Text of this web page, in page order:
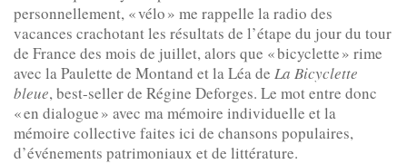
personnellement, « vélo » me rappelle la radio des
vacances crachotant les résultats de l’étape du jour du tour
de France des mois de juillet, alors que « bicyclette » rime
avec la Paulette de Montand et la Léa de La Bicyclette
bleue, best-seller de Régine Deforges. Le mot entre donc
« en dialogue » avec ma mémoire individuelle et la
mémoire collective faites ici de chansons populaires,
d’événements patrimoniaux et de littérature.